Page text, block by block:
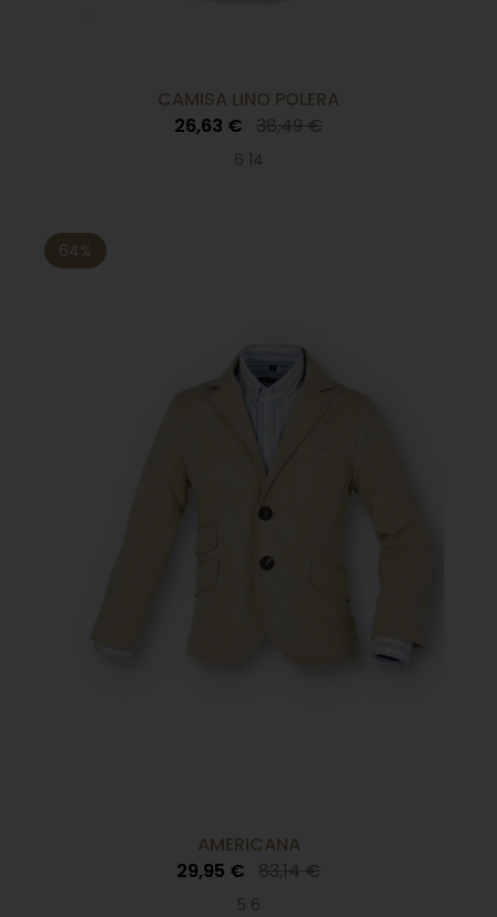
CAMISA LINO POLERA
26,63 € 38,49 €
6 14
64%
AMERICANA
29,95 € 83,14 €
5 6